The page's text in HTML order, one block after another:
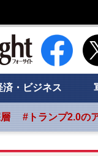
新潮社
済・ビジネス
#トランプ2.0の